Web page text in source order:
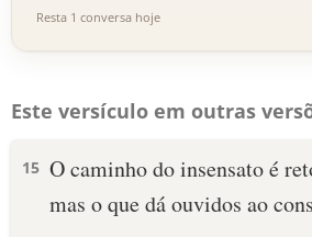
Resta 1 conversa hoje
Este versículo em outras
15 O caminho do insensato é
mas o que dá ouvidos ao